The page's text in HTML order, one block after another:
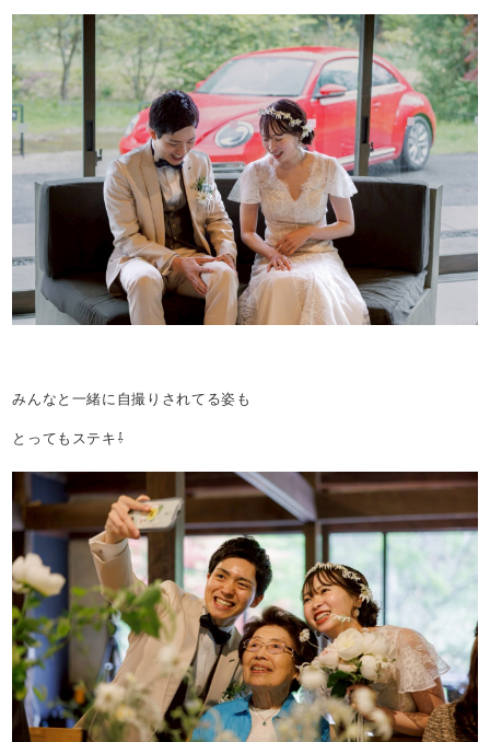
みんなと一緒に自撮りされてる姿も
とってもステキ⇩